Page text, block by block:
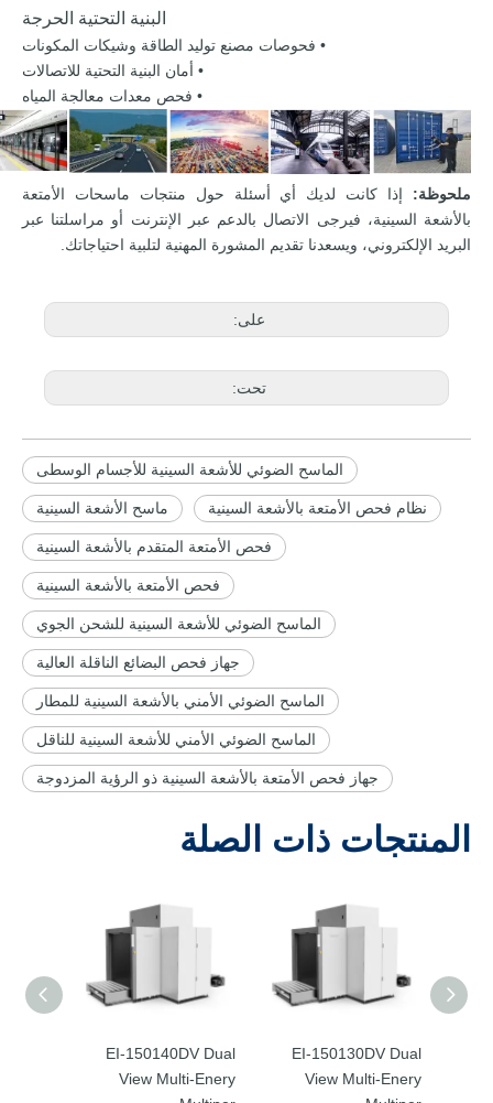
البنية التحتية الحرجة
• فحوصات مصنع توليد الطاقة وشيكات المكونات
• أمان البنية التحتية للاتصالات
• فحص معدات معالجة المياه
ملحوظة: إذا كانت لديك أي أسئلة حول منتجات ماسحات الأمتعة
بالأشعة السينية، فيرجى الاتصال بالدعم عبر الإنترنت أو مراسلتنا عبر
البريد الإلكتروني، ويسعدنا تقديم المشورة المهنية لتلبية احتياجاتك.
على:
تحت:
الماسح الضوئي للأشعة السينية للأجسام الوسطى
ماسح الأشعة السينية نظام فحص الأمتعة بالأشعة السينية
فحص الأمتعة المتقدم بالأشعة السينية
فحص الأمتعة بالأشعة السينية
الماسح الضوئي للأشعة السينية للشحن الجوي
جهاز فحص البضائع الناقلة العالية
الماسح الضوئي الأمني ​​بالأشعة السينية للمطار
الماسح الضوئي الأمني ​​للأشعة السينية للناقل
جهاز فحص الأمتعة بالأشعة السينية ذو الرؤية المزدوجة
المنتجات ذات الصلة
EI-150140DV Dual
View Multi-Enery
EI-150130DV Dual
View Multi-Enery